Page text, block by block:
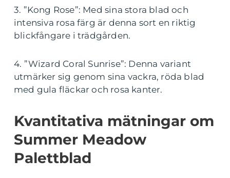
3. ”Kong Rose”: Med sina stora blad och
intensiva rosa färg är denna sort en riktig
blickfångare i trädgården.
4. ”Wizard Coral Sunrise”: Denna variant
utmärker sig genom sina vackra, röda blad
med gula fläckar och rosa kanter.
Kvantitativa mätningar om
Summer Meadow
Palettblad